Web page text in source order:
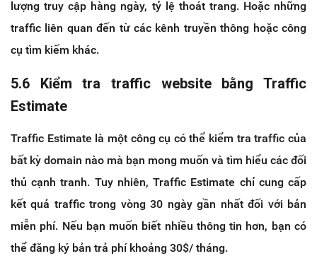
lượng truy cập hàng ngày, tỷ lệ thoát trang. Hoặc những
traffic liên quan đến từ các kênh truyền thông hoặc công
cụ tìm kiếm khác.
5.6 Kiểm tra traffic website bằng Traffic
Estimate
Traffic Estimate là một công cụ có thể kiểm tra traffic của
bất kỳ domain nào mà bạn mong muốn và tìm hiểu các đối
thủ cạnh tranh. Tuy nhiên, Traffic Estimate chỉ cung cấp
kết quả traffic trong vòng 30 ngày gần nhất đối với bản
miễn phí. Nếu bạn muốn biết nhiều thông tin hơn, bạn có
thể đăng ký bản trả phí khoảng 30$/ tháng.